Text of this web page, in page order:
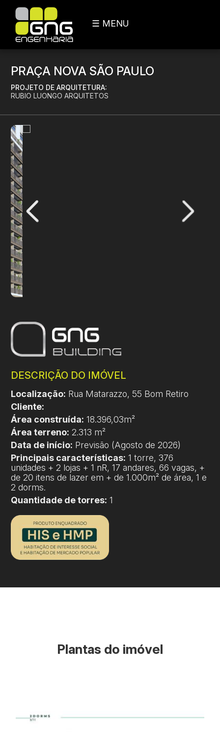
☰ MENU
PRAÇA NOVA SÃO PAULO
PROJETO DE ARQUITETURA:
RUBIO LUONGO ARQUITETOS
DESCRIÇÃO DO IMÓVEL
Localização: Rua Matarazzo, 55 Bom Retiro
Cliente:
Área construída: 18.396,03m²
Área terreno: 2.313 m²
Data de início: Previsão (Agosto de 2026)
Principais características: 1 torre, 376
unidades + 2 lojas + 1 nR, 17 andares, 66 vagas, +
de 20 itens de lazer em + de 1.000m² de área, 1 e
2 dorms.
Quantidade de torres: 1
Plantas do imóvel